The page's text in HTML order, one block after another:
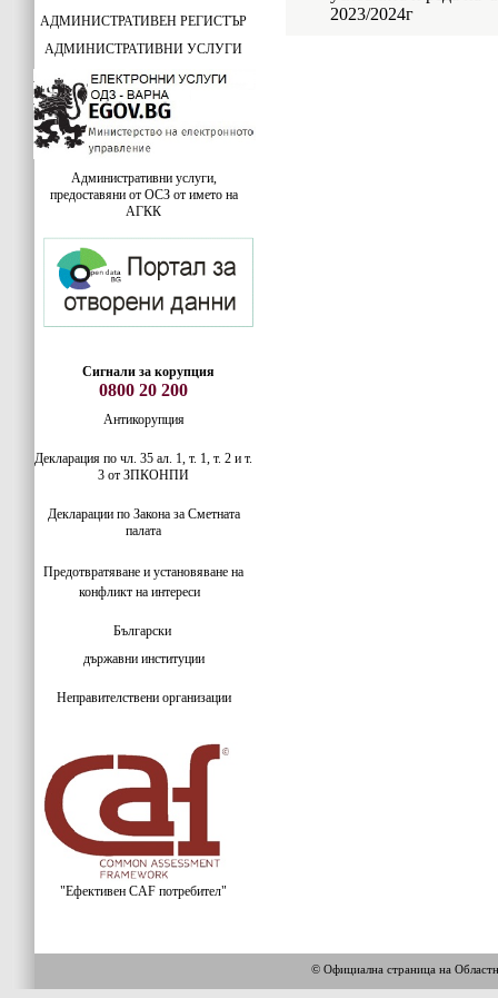
АДМИНИСТРАТИВЕН РЕГИСТЪР
АДМИНИСТРАТИВНИ УСЛУГИ
Административни услуги,
предоставяни от ОСЗ от името на
АГКК
Сигнали за корупция
0800 20 200
Антикорупция
Декларация по чл. 35 ал. 1, т. 1, т. 2 и т.
3 от ЗПКОНПИ
Декларации по Закона за Сметната
палата
Предотвратяване и установяване на
конфликт на интереси
Български
държавни институции
Неправителствени организации
"Ефективен CAF потребител"
2023/2024г
© Официална страница на